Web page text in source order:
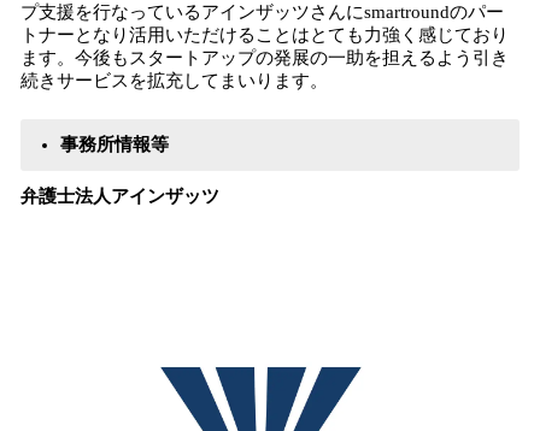
プ支援を行なっているアインザッツさんにsmartroundのパー
トナーとなり活用いただけることはとても力強く感じており
ます。今後もスタートアップの発展の一助を担えるよう引き
続きサービスを拡充してまいります。
事務所情報等
​弁護士法人アインザッツ